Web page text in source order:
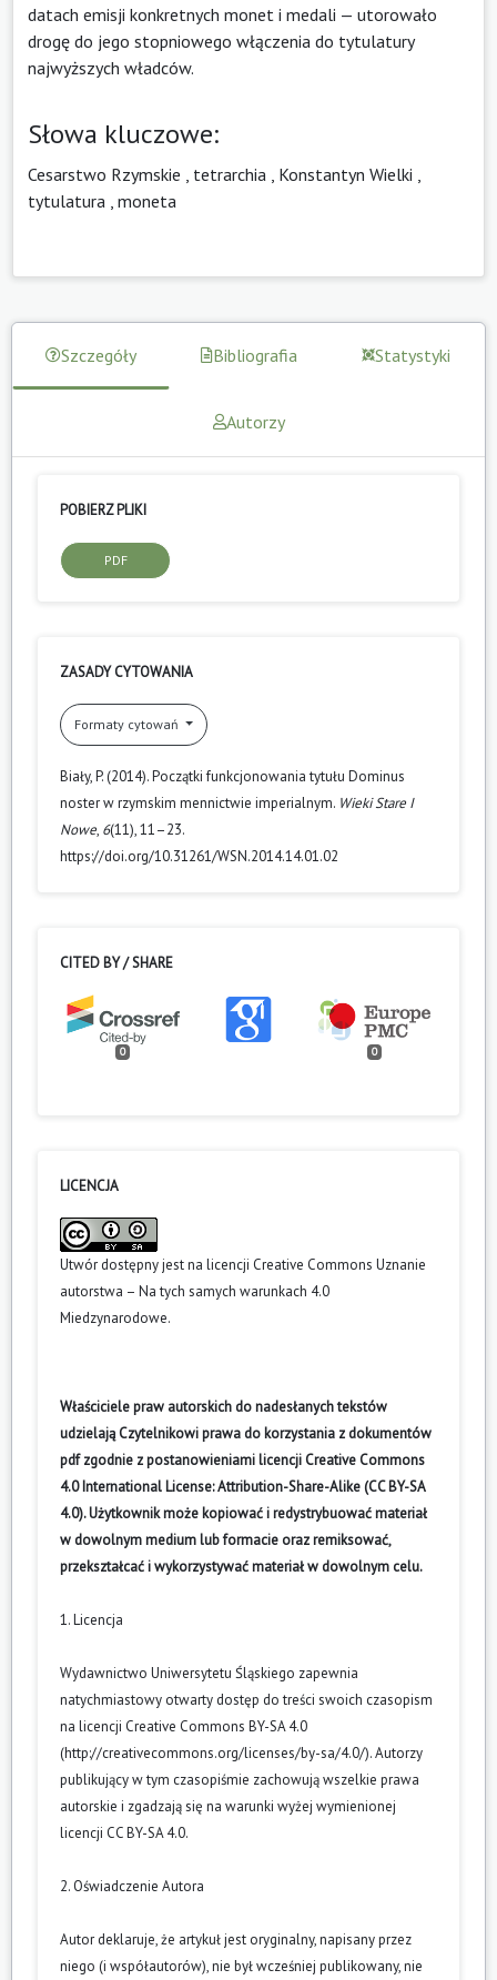
datach emisji konkretnych monet i medali — utorowało
drogę do jego stopniowego włączenia do tytulatury
najwyższych władców.
Słowa kluczowe:
Cesarstwo Rzymskie tetrarchia Konstantyn Wielki
tytulatura moneta
Szczegóły Bibliografia Statystyki
Autorzy
POBIERZ PLIKI
PDF
ZASADY CYTOWANIA
Formaty cytowań
Biały, P. (2014). Początki funkcjonowania tytułu Dominus
noster w rzymskim mennictwie imperialnym. Wieki Stare I
Nowe, 6(11), 11–23.
https://doi.org/10.31261/WSN.2014.14.01.02
CITED BY / SHARE
0 0
LICENCJA
Utwór dostępny jest na licencji Creative Commons Uznanie
autorstwa – Na tych samych warunkach 4.0
Miedzynarodowe.
Właściciele praw autorskich do nadesłanych tekstów
udzielają Czytelnikowi prawa do korzystania z dokumentów
pdf zgodnie z postanowieniami licencji Creative Commons
4.0 International License: Attribution-Share-Alike (CC BY-SA
4.0). Użytkownik może kopiować i redystrybuować materiał
w dowolnym medium lub formacie oraz remiksować,
przekształcać i wykorzystywać materiał w dowolnym celu.
1. Licencja
Wydawnictwo Uniwersytetu Śląskiego zapewnia
natychmiastowy otwarty dostęp do treści swoich czasopism
na licencji Creative Commons BY-SA 4.0
(http://creativecommons.org/licenses/by-sa/4.0/). Autorzy
publikujący w tym czasopiśmie zachowują wszelkie prawa
autorskie i zgadzają się na warunki wyżej wymienionej
licencji CC BY-SA 4.0.
2. Oświadczenie Autora
Autor deklaruje, że artykuł jest oryginalny, napisany przez
niego (i współautorów), nie był wcześniej publikowany, nie